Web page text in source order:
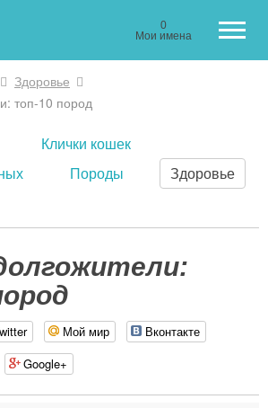
0
Мои имена
Здоровье
топ-10 пород
Клички кошек
Породы
Здоровье
Мой мир
Вконтакте
Google+